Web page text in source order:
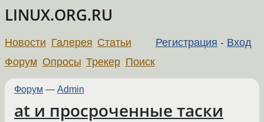
LINUX.ORG.RU
Регистрация - Вход
Новости Галерея Статьи
Форум Опросы Трекер Поиск
Форум — Admin
at и просроченные таски